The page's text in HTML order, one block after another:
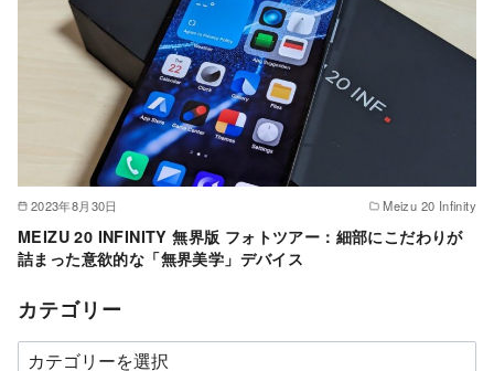
2023年8月30日 Meizu 20 Infinity
MEIZU 20 INFINITY 無界版 フォトツアー：細部にこだわりが
詰まった意欲的な「無界美学」デバイス
カテゴリー
カ